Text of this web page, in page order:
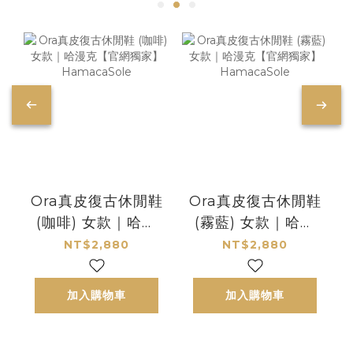
Ora真皮復古休閒鞋
(咖啡) 女款｜哈漫
克【官網獨家】
HamacaSole
NT$2,880
加入購物車
Ora真皮復古休閒鞋
(霧藍) 女款｜哈漫
克【官網獨家】
HamacaSole
NT$2,880
加入購物車